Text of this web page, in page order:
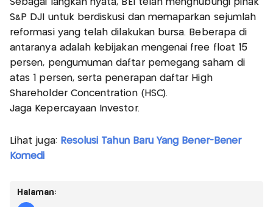
Sebagai langkah nyata, BEI telah menghubungi pihak
S&P DJI untuk berdiskusi dan memaparkan sejumlah
reformasi yang telah dilakukan bursa. Beberapa di
antaranya adalah kebijakan mengenai free float 15
persen, pengumuman daftar pemegang saham di
atas 1 persen, serta penerapan daftar High
Shareholder Concentration (HSC).
Jaga Kepercayaan Investor.
Lihat juga: Resolusi Tahun Baru Yang Bener-Bener
Komedi
Halaman: